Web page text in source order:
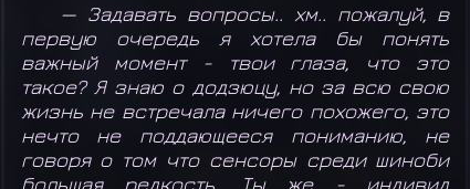
— Задавать вопросы.. хм.. пожалуй, в
первую очередь я хотела бы понять
важный момент - твои глаза, что это
такое? Я знаю о додзюцу, но за всю свою
жизнь не встречала ничего похожего, это
нечто не поддающееся пониманию, не
говоря о том что сенсоры среди шиноби
большая редкость. Ты же - индивид